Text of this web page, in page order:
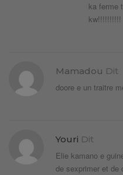
ka ferme
kw!!!!!!!!!!
Mamadou Dit
doore e un traitre
Youri Dit
Elie kamano e
de sexprimer et de